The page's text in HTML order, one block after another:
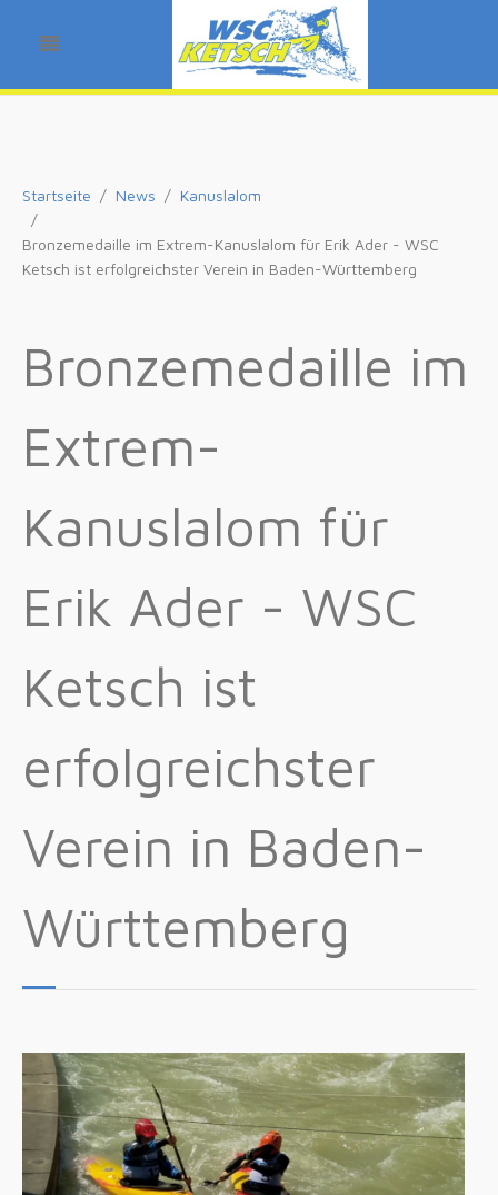
Startseite News Kanuslalom
Bronzemedaille im Extrem-Kanuslalom für Erik Ader - WSC
Ketsch ist erfolgreichster Verein in Baden-Württemberg
Bronzemedaille im
Extrem-
Kanuslalom für
Erik Ader - WSC
Ketsch ist
erfolgreichster
Verein in Baden-
Württemberg